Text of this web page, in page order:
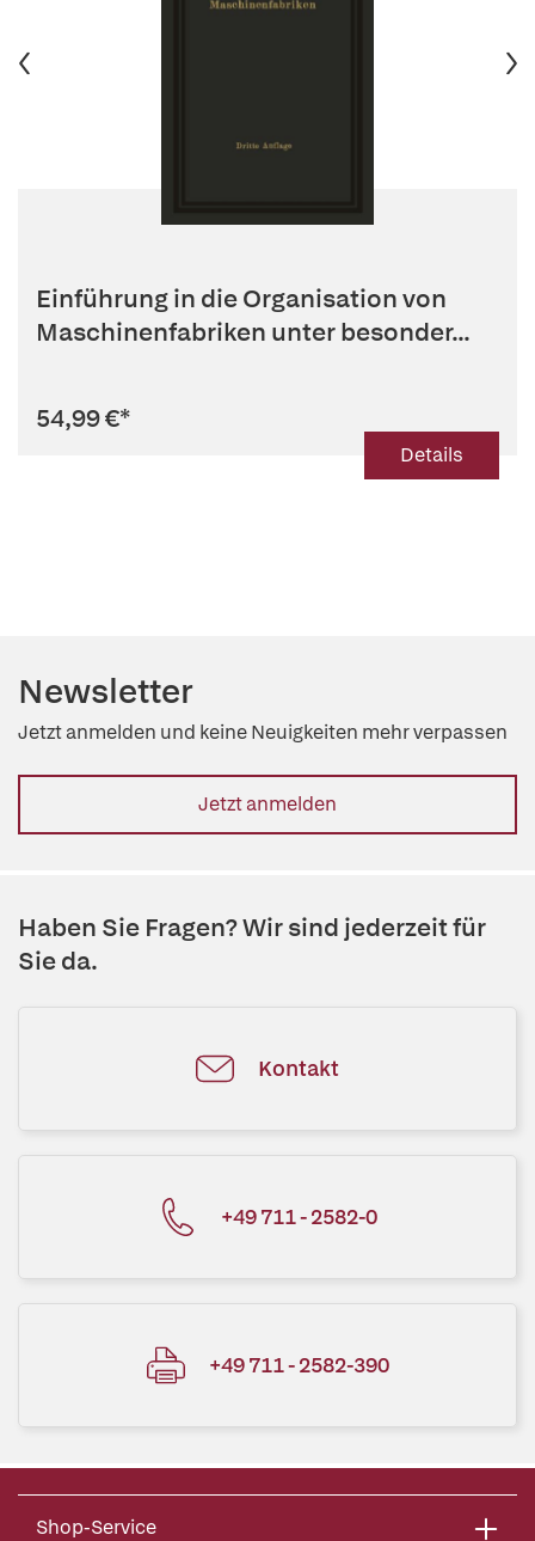
Einführung in die Organisation von
Maschinenfabriken unter besonder...
54,99 €*
Details
Newsletter
Jetzt anmelden und keine Neuigkeiten mehr verpassen
Jetzt anmelden
Haben Sie Fragen? Wir sind jederzeit für
Sie da.
Kontakt
+49 711 - 2582-0
+49 711 - 2582-390
Shop-Service